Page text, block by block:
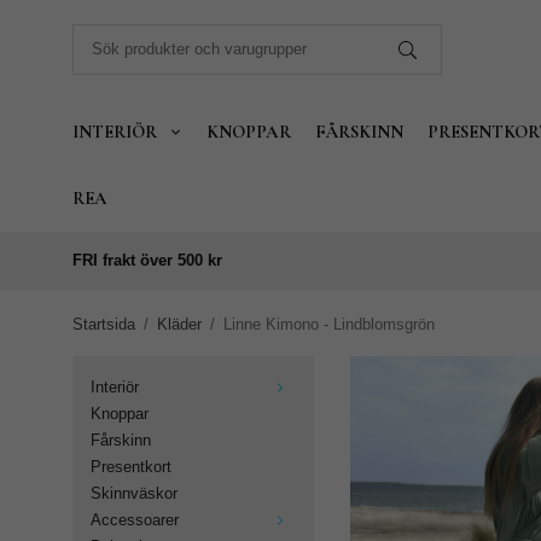
INTERIÖR KNOPPAR FÅRSKINN
REA
FRI frakt över 500 kr
Startsida / Kläder / Linne Kimono - Lindblomsgrön
Interiör
Knoppar
Fårskinn
Presentkort
Skinnväskor
Accessoarer